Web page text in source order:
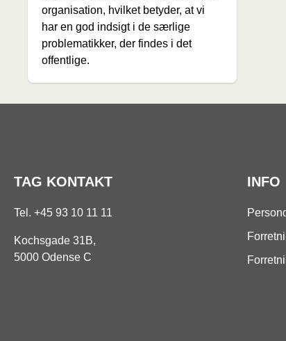
organisation, hvilket betyder, at vi
har en god indsigt i de særlige
problematikker, der findes i det
offentlige.
TAG KONTAKT
Tel. +45 93 10 11 11
Kochsgade 31B,
5000 Odense C
INFO